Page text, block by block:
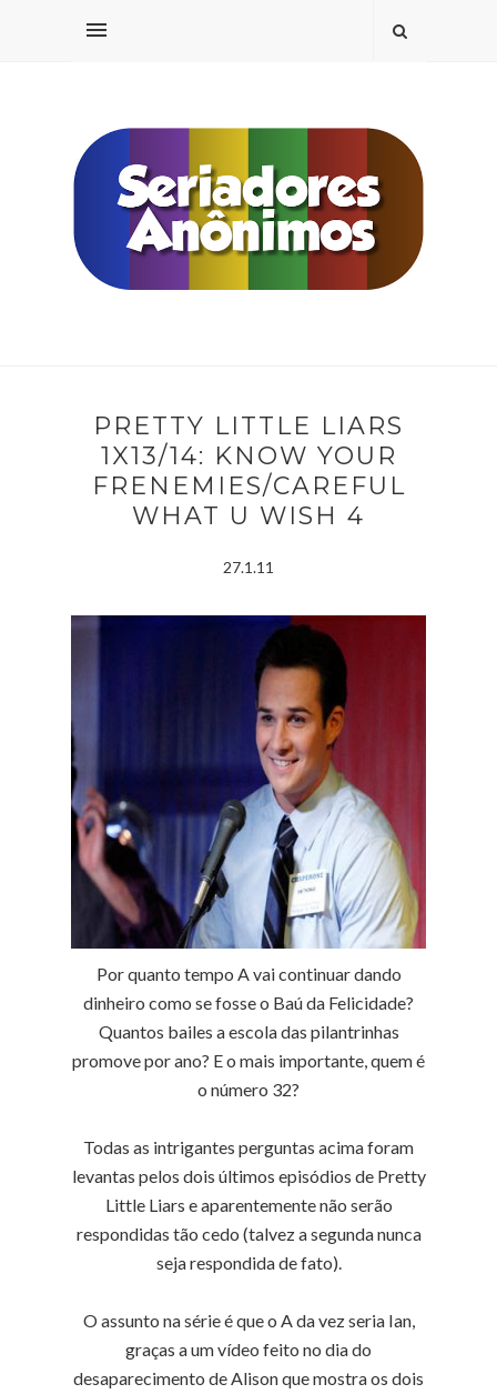
PRETTY LITTLE LIARS
1X13/14: KNOW YOUR
FRENEMIES/CAREFUL
WHAT U WISH 4
27.1.11
Por quanto tempo A vai continuar dando
dinheiro como se fosse o Baú da Felicidade?
Quantos bailes a escola das pilantrinhas
promove por ano? E o mais importante, quem é
o número 32?
Todas as intrigantes perguntas acima foram
levantas pelos dois últimos episódios de Pretty
Little Liars e aparentemente não serão
respondidas tão cedo (talvez a segunda nunca
seja respondida de fato).
O assunto na série é que o A da vez seria Ian,
graças a um vídeo feito no dia do
desaparecimento de Alison que mostra os dois